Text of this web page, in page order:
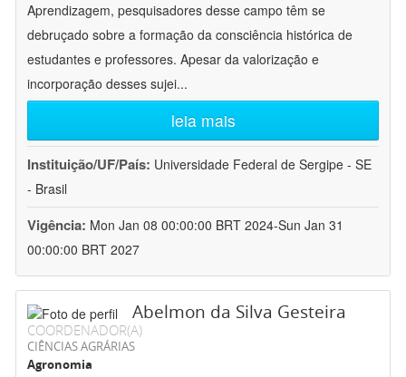
Aprendizagem, pesquisadores desse campo têm se
debruçado sobre a formação da consciência histórica de
estudantes e professores. Apesar da valorização e
incorporação desses sujei...
leia mais
Instituição/UF/País: Universidade Federal de Sergipe - SE
- Brasil
Vigência: Mon Jan 08 00:00:00 BRT 2024-Sun Jan 31
00:00:00 BRT 2027
Abelmon da Silva Gesteira
COORDENADOR(A)
CIÊNCIAS AGRÁRIAS
Agronomia